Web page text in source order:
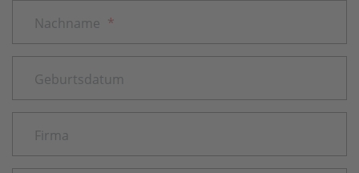
Nachname *
Geburtsdatum
Firma